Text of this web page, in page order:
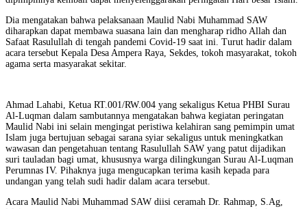
Dia mengatakan bahwa pelaksanaan Maulid Nabi Muhammad SAW
diharapkan dapat membawa suasana lain dan mengharap ridho Allah dan
Safaat Rasulullah di tengah pandemi Covid-19 saat ini. Turut hadir dalam
acara tersebut Kepala Desa Ampera Raya, Sekdes, tokoh masyarakat, tokoh
agama serta masyarakat sekitar.
Ahmad Lahabi, Ketua RT.001/RW.004 yang sekaligus Ketua PHBI Surau
Al-Luqman dalam sambutannya mengatakan bahwa kegiatan peringatan
Maulid Nabi ini selain mengingat peristiwa kelahiran sang pemimpin umat
Islam juga bertujuan sebagai sarana syiar sekaligus untuk meningkatkan
wawasan dan pengetahuan tentang Rasulullah SAW yang patut dijadikan
suri tauladan bagi umat, khususnya warga dilingkungan Surau Al-Luqman
Perumnas IV. Pihaknya juga mengucapkan terima kasih kepada para
undangan yang telah sudi hadir dalam acara tersebut.
Acara Maulid Nabi Muhammad SAW diisi ceramah Dr. Rahmap, S.Ag,